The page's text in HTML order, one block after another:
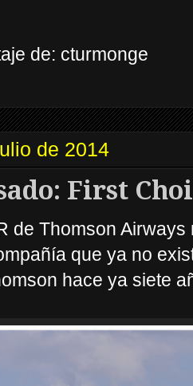
de: cturmonge
de 2014
First
de Thomson
que ya no
hace ya siete